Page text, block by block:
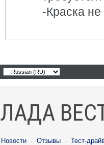
-Краска
ЛАДА
Новости · Отзывы · Тест-